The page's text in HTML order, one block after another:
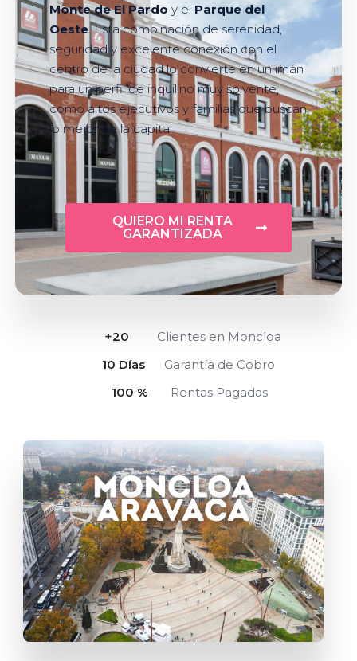
Monte de El Pardo y el Parque del
Oeste. Esta combinación de serenidad,
seguridad y excelente conexión con el
centro de la ciudad lo convierte en un imán
para un perfil de inquilino muy solvente,
como altos ejecutivos y familias que buscan
lo mejor de la capital.
QUIERO MI RENTA
GARANTIZADA
+20
Clientes en Moncloa
10 Días
Garantía de Cobro
100 % Rentas Pagadas